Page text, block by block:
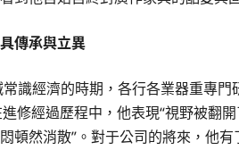
傳承與立異
識經濟的時期，各行各業器重專
修經過歷程中，他表現“視野被翻
頓然消散”。對于公司的將來，他有